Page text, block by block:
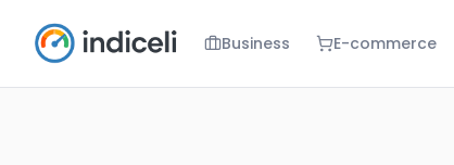
Business E-commerce